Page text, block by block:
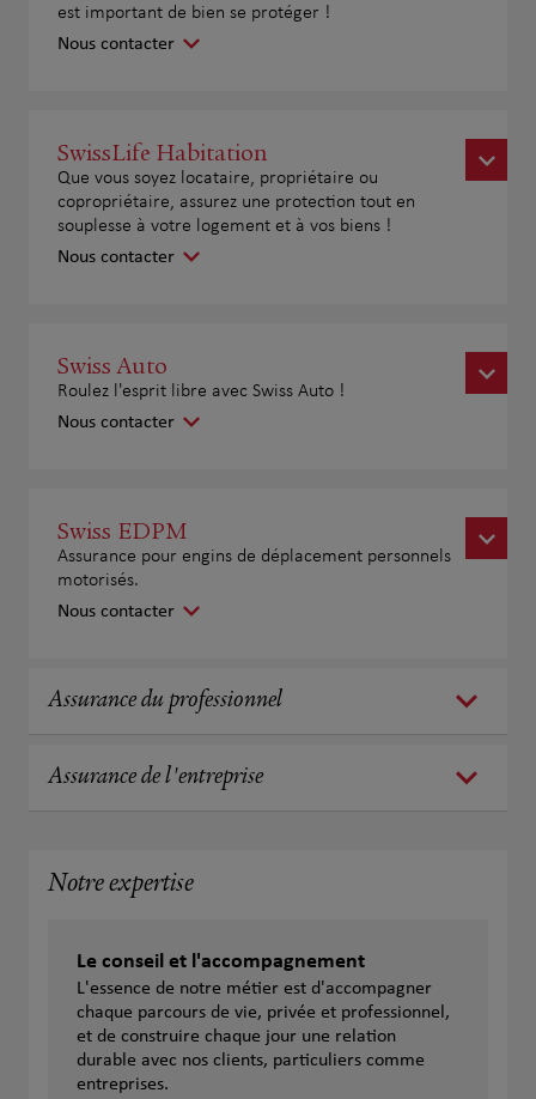
est important de bien se protéger !
Nous contacter
SwissLife Habitation
Que vous soyez locataire, propriétaire ou
copropriétaire, assurez une protection tout en
souplesse à votre logement et à vos biens !
Nous contacter
Swiss Auto
Roulez l'esprit libre avec Swiss Auto !
Nous contacter
Swiss EDPM
Assurance pour engins de déplacement personnels
motorisés.
Nous contacter
Assurance du professionnel
Assurance de l'entreprise
Notre expertise
Le conseil et l'accompagnement
L'essence de notre métier est d'accompagner
chaque parcours de vie, privée et professionnel,
et de construire chaque jour une relation
durable avec nos clients, particuliers comme
entreprises.